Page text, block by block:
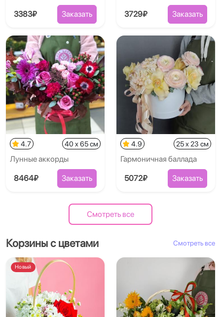
3383₽ Заказать 3729₽ Заказать
4.7 40 x 65 см
Лунные аккорды
8464₽ Заказать
4.9 25 x 23 см
Гармоничная баллада
5072₽ Заказать
Смотреть все
Корзины с цветами Смотреть все
Новый